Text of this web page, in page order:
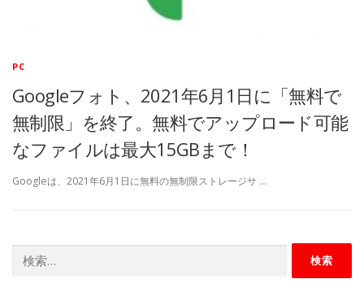
PC
Googleフォト、2021年6月1日に「無料で
無制限」を終了。無料でアップロード可能
なファイルは最大15GBまで！
Googleは、2021年6月1日に無料の無制限ストレージサ …
索: